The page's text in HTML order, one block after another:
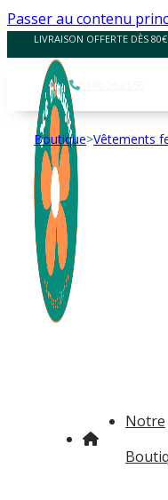
Passer au contenu
LIVRAISON OFFERTE DÈS
Notre
Boutique>Vêtements
Panneau de gestion des